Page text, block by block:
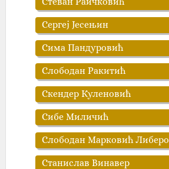
Сергеј Јесењин
Сима Пандуровић
Слободан Ракитић‎
Скендер Куленовић
Сибе Миличић
Слободан Марковић Либеро
Станислав Винавер